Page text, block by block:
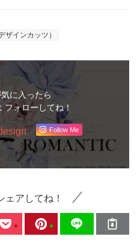
ザインカッツ）
に入ったら
ォローしてね！
Follow Me
ェアしてね！